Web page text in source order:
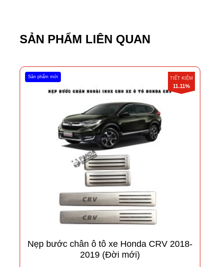
SẢN PHẨM LIÊN QUAN
Sản phẩm mới TIẾT KIỆM
11.11%
Nẹp bước chân ô tô xe Honda CRV 2018-
2019 (Đời mới)